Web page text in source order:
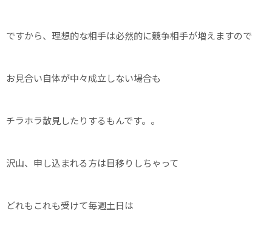
ですから、理想的な相手は必然的に競争相手が増えますので
お見合い自体が中々成立しない場合も
チラホラ散見したりするもんです。。
沢山、申し込まれる方は目移りしちゃって
どれもこれも受けて毎週土日は